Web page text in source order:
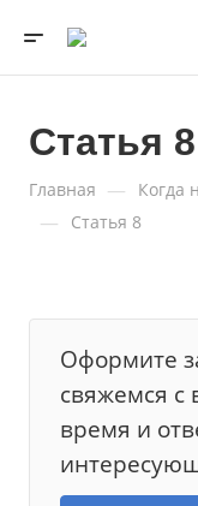
Статья 8
Главная — Когда
— Статья 8
Оформите
свяжемся
время и